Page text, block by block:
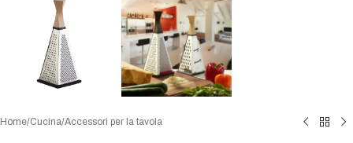
Home/Cucina/Accessori per la tavola